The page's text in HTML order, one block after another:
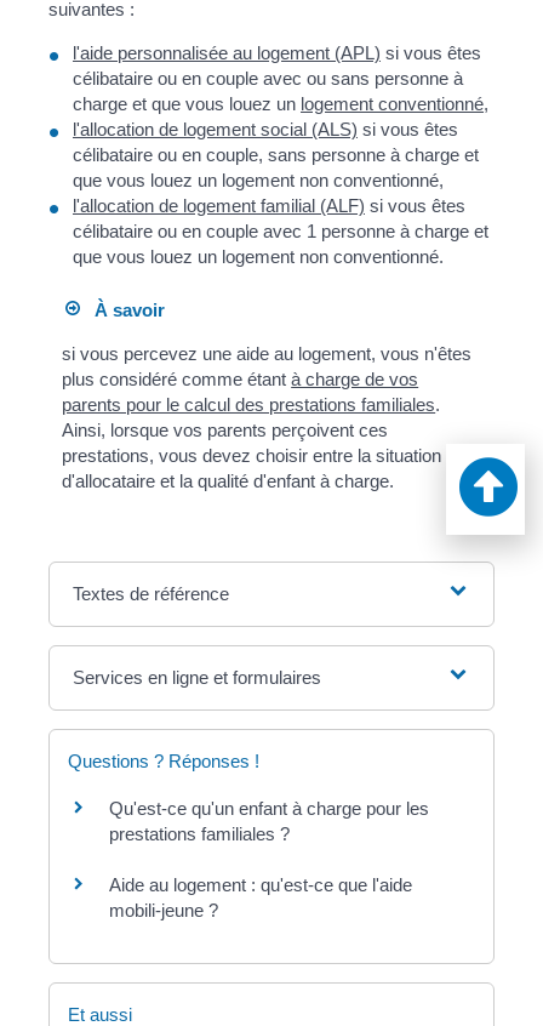
suivantes :
l'aide personnalisée au logement (APL) si vous êtes
célibataire ou en couple avec ou sans personne à
charge et que vous louez un logement conventionné,
l'allocation de logement social (ALS) si vous êtes
célibataire ou en couple, sans personne à charge et
que vous louez un logement non conventionné,
l'allocation de logement familial (ALF) si vous êtes
célibataire ou en couple avec 1 personne à charge et
que vous louez un logement non conventionné.
À savoir
si vous percevez une aide au logement, vous n'êtes
plus considéré comme étantà charge de vos
parents pour le calcul des prestations familiales.
Ainsi, lorsque vos parents perçoivent ces
prestations, vous devez choisir entre la situation
d'allocataire et la qualité d'enfant à charge.
Textes de référence
Services en ligne et formulaires
Questions ? Réponses !
Qu'est-ce qu'un enfant à charge pour les
prestations familiales ?
Aide au logement : qu'est-ce que l'aide
mobili-jeune ?
Et aussi